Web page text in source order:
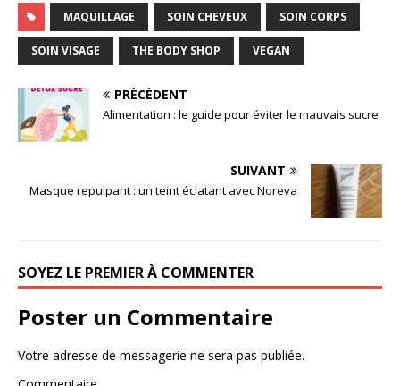
MAQUILLAGE SOIN CHEVEUX SOIN CORPS
SOIN VISAGE THE BODY SHOP VEGAN
PRÉCÉDENT
Alimentation : le guide pour éviter le mauvais sucre
SUIVANT
Masque repulpant : un teint éclatant avec Noreva
SOYEZ LE PREMIER À COMMENTER
Poster un Commentaire
Votre adresse de messagerie ne sera pas publiée.